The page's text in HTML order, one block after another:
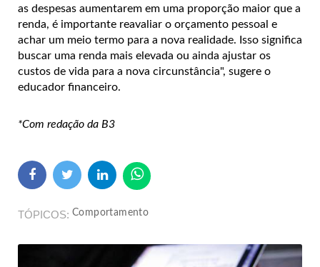
as despesas aumentarem em uma proporção maior que a
renda, é importante reavaliar o orçamento pessoal e
achar um meio termo para a nova realidade. Isso significa
buscar uma renda mais elevada ou ainda ajustar os
custos de vida para a nova circunstância", sugere o
educador financeiro.
*Com redação da B3
TÓPICOS Comportamento